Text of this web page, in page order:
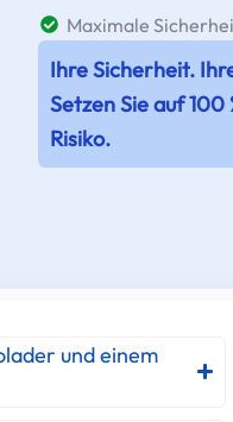
Maximale
Ihre Sicherheit.
Setzen Sie auf 100
Risiko.
und einem